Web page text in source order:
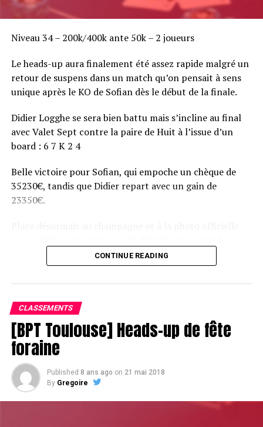
Niveau 34 – 200k/400k ante 50k – 2 joueurs
Le heads-up aura finalement été assez rapide malgré un
retour de suspens dans un match qu’on pensait à sens
unique après le KO de Sofian dès le début de la finale.
Didier Logghe se sera bien battu mais s’incline au final
avec Valet Sept contre la paire de Huit à l’issue d’un
board : 6 7 K 2 4
Belle victoire pour Sofian, qui empoche un chèque de
35230€, tandis que Didier repart avec un gain de
23350€.
CONTINUE READING
CLASSEMENTS
[BPT Toulouse] Heads-up de fête
foraine
Published 8 ans ago on 21 mai 2018
By Gregoire